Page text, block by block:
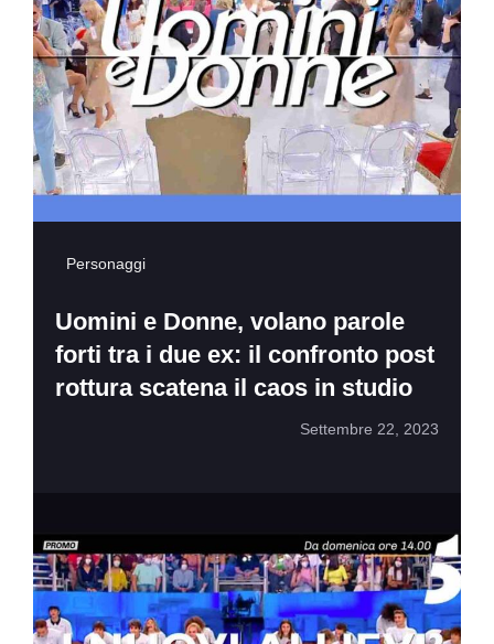
Personaggi
Uomini e Donne, volano parole
forti tra i due ex: il confronto post
rottura scatena il caos in studio
Settembre 22, 2023